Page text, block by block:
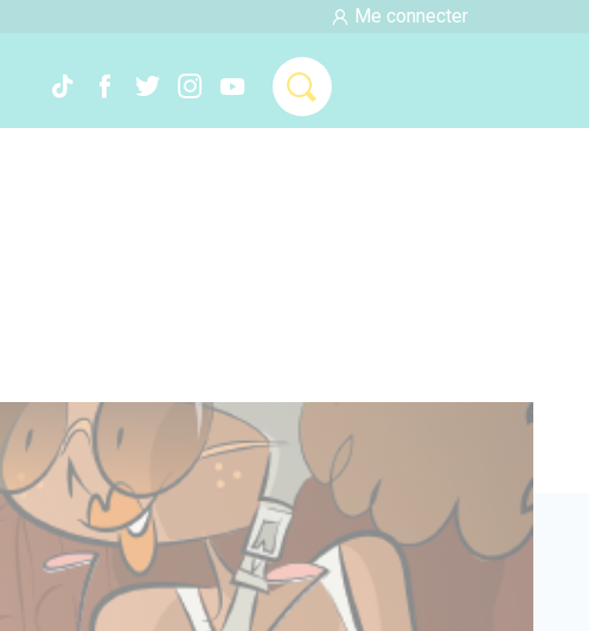
Me connecter